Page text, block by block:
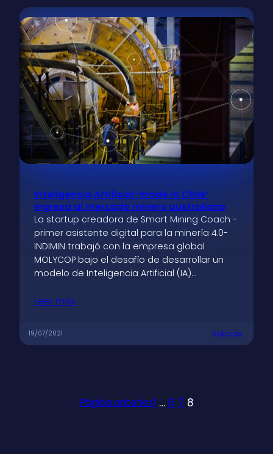
Inteligencia Artificial ‘made in Chile’
ingresa al mercado minero australiano
La startup creadora de Smart Mining Coach -
primer asistente digital para la minería 4.0-
INDIMIN trabajó con la empresa global
MOLYCOP bajo el desafío de desarrollar un
modelo de Inteligencia Artificial (IA)…
Leer más
19/07/2021 Noticias
Página anterior1 … 6 7 8